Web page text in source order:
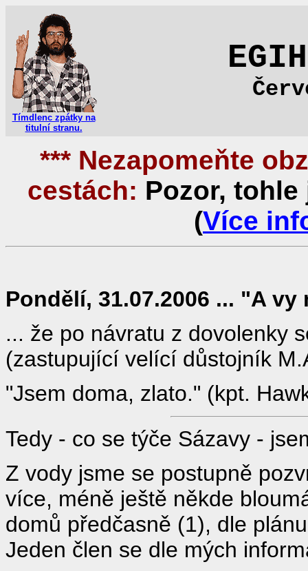
Tímdlenc zpátky na
titulní stranu.
*** Nezapomeňte
cestách: Pozor,
(Více
Pondělí, 31.07.2006 ... "A vy
... že po návratu z dovolenky
(zastupující velící důstojník
"Jsem doma, zlato." (kpt.
Tedy - co se týče Sázavy -
Z vody jsme se postupně
více, méně ještě někde
domů předčasně (1), dle
Jeden člen se dle mých